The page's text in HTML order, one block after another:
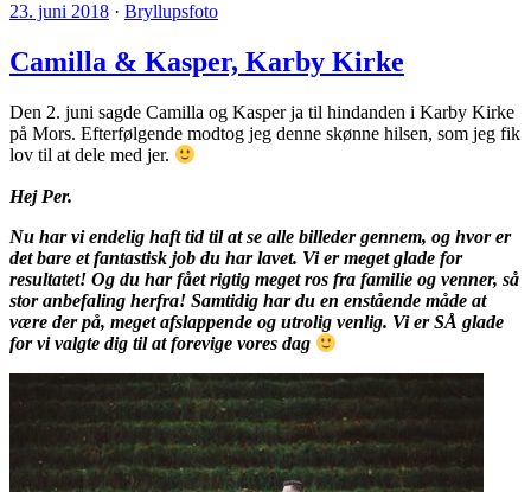
23. juni 2018 · Bryllupsfoto
Camilla & Kasper, Karby Kirke
Den 2. juni sagde Camilla og Kasper ja til hindanden i Karby Kirke
på Mors. Efterfølgende modtog jeg denne skønne hilsen, som jeg fik
lov til at dele med jer.
Hej Per.
Nu har vi endelig haft tid til at se alle billeder gennem, og hvor er
det bare et fantastisk job du har lavet. Vi er meget glade for
resultatet! Og du har fået rigtig meget ros fra familie og venner, så
stor anbefaling herfra! Samtidig har du en enstående måde at
være der på, meget afslappende og utrolig venlig. Vi er SÅ glade
for vi valgte dig til at forevige vores dag